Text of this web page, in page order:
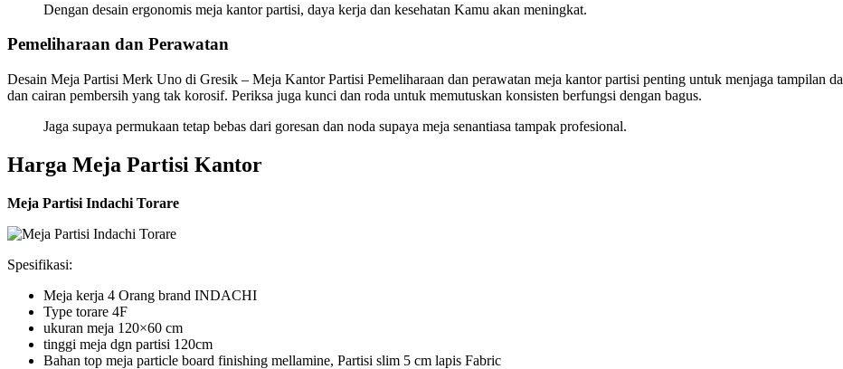
Dengan desain ergonomis meja kantor partisi, daya kerja dan kesehatan Kamu akan meningkat.
Pemeliharaan dan Perawatan
Desain Meja Partisi Merk Uno di Gresik – Meja Kantor Partisi Pemeliharaan dan perawatan meja kantor partisi penting untuk menjaga tampilan
dan cairan pembersih yang tak korosif. Periksa juga kunci dan roda untuk memutuskan konsisten berfungsi dengan bagus.
Jaga supaya permukaan tetap bebas dari goresan dan noda supaya meja senantiasa tampak profesional.
Harga Meja Partisi Kantor
Meja Partisi Indachi Torare
Spesifikasi:
Meja kerja 4 Orang brand INDACHI
Type torare 4F
ukuran meja 120×60 cm
tinggi meja dgn partisi 120cm
Bahan top meja particle board finishing mellamine, Partisi slim 5 cm lapis Fabric